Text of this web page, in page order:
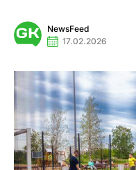
NewsFeed
17.02.2026